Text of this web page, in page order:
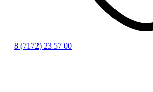
8 (7172) 23 57 00